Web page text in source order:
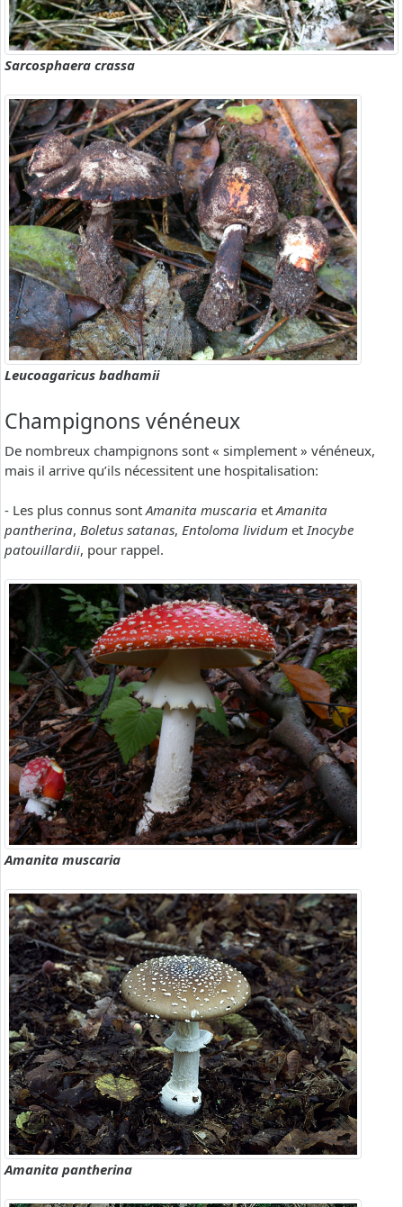
Sarcosphaera crassa
Leucoagaricus badhamii
Champignons vénéneux
De nombreux champignons sont « simplement » vénéneux,
mais il arrive qu’ils nécessitent une hospitalisation:
- Les plus connus sontAmanita muscaria etAmanita
pantherina, Boletus satanas, Entoloma lividum etInocybe
patouillardii, pour rappel.
Amanita muscaria
Amanita pantherina